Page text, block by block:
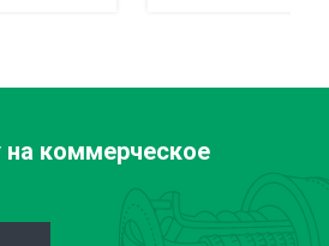
на коммерческое